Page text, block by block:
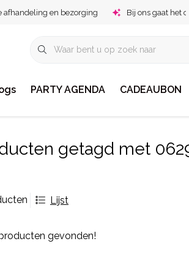
afhandeling en bezorging Bij ons gaat het
PARTY AGENDA CADEAUBON
getagd met
Lijst
gevonden!